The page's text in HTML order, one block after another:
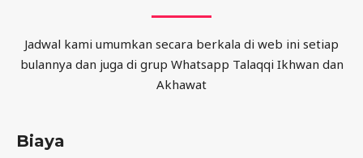
Jadwal kami umumkan secara berkala di web ini setiap
bulannya dan juga di grup Whatsapp Talaqqi Ikhwan dan
Akhawat
Biaya